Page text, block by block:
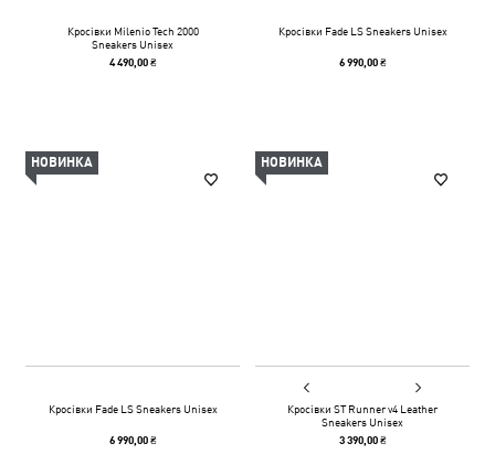
Кросівки Milenio Tech 2000
Sneakers Unisex
4 490,00 ₴
Кросівки Fade LS Sneakers Unisex
6 990,00 ₴
НОВИНКА
Кросівки Fade LS Sneakers Unisex
6 990,00 ₴
НОВИНКА
Кросівки ST Runner v4 Leather
Sneakers Unisex
3 390,00 ₴